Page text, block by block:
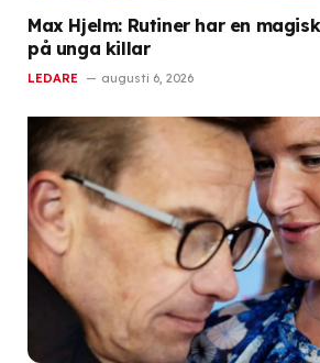
Max Hjelm: Rutiner har en
på unga killar
LEDARE augusti 6, 2026